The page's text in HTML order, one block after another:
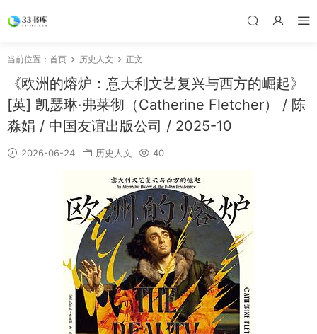
当前位置： 首页 历史人文 正文
《欧洲的熔炉：意大利文艺复兴与西方的崛起》
[英] 凯瑟琳·弗莱彻（Catherine Fletcher） / 陈
淼娟 / 中国友谊出版公司 / 2025-10
2026-06-24 历史人文 40